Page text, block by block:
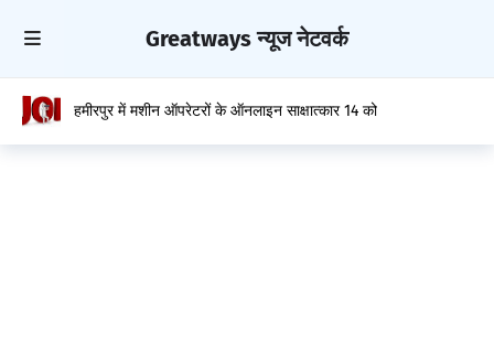
Greatways न्यूज नेटवर्क
हमीरपुर में मशीन ऑपरेटरों के ऑनलाइन साक्षात्कार 14 को